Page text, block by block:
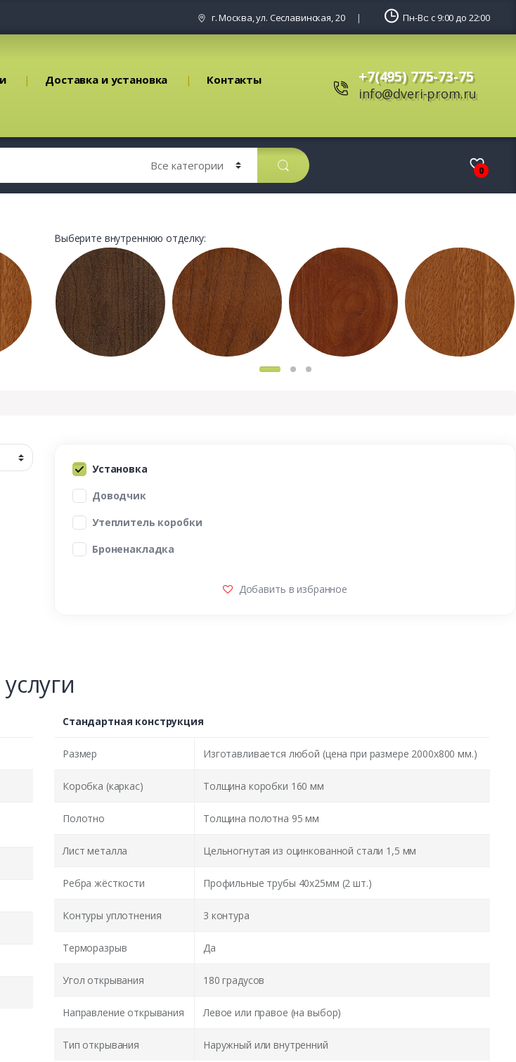
г. Москва, ул. Сеславинская, 20 Пн-Вс: с 9:00 до 22:00
Доставка и установка Контакты +7(495) 775-73-75
info@dveri-prom.ru
0
Выберите внутреннюю отделку:
Установка
Доводчик
Утеплитель коробки
Броненакладка
Добавить в избранное
Стандартная конструкция
Размер Изготавливается любой (цена при размере 2000x800 мм.)
Коробка (каркас) Толщина коробки 160 мм
Полотно Толщина полотна 95 мм
Лист металла Цельногнутая из оцинкованной стали 1,5 мм
Ребра жёсткости Профильные трубы 40х25мм (2 шт.)
Контуры уплотнения 3 контура
Терморазрыв Да
Угол открывания 180 градусов
Направление открывания Левое или правое (на выбор)
Тип открывания Наружный или внутренний